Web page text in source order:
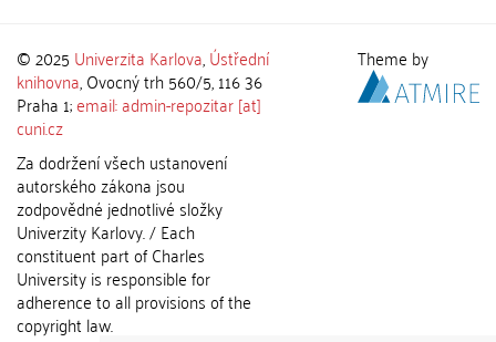
© 2025 Univerzita Karlova,Ústřední
knihovna, Ovocný trh 560/5, 116 36
Praha 1;email: admin-repozitar [at]
cuni.cz
Za dodržení všech ustanovení
autorského zákona jsou
zodpovědné jednotlivé složky
Univerzity Karlovy. / Each
constituent part of Charles
University is responsible for
adherence to all provisions of the
copyright law.
Theme by